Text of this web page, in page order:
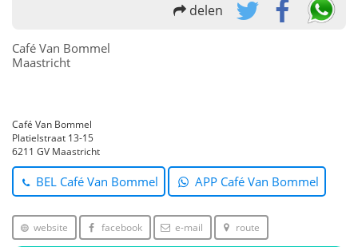
delen
Café Van Bommel
Maastricht
Café Van Bommel
Platielstraat 13-15
6211 GV Maastricht
BEL Café Van Bommel APP Café Van Bommel